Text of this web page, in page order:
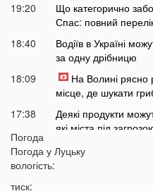
19:20
Що категорично
Спас: повний
18:40
Водіїв в Україні
за одну дрібницю
18:09
На Волині рясно
місце, де шукати
17:38
Деякі продукти
які міста під
17:07
На заході України
16:51
Погода
Погода у Луцьку
вологість:
тиск: